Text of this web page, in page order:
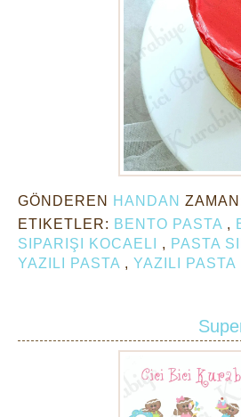
GÖNDEREN HANDAN
ETIKETLER: BENTO PASTA ,
SIPARIŞI KOCAELI , PASTA
YAZILI PASTA , YAZILI PASTA